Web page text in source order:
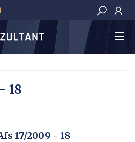
18
17/2009 - 18